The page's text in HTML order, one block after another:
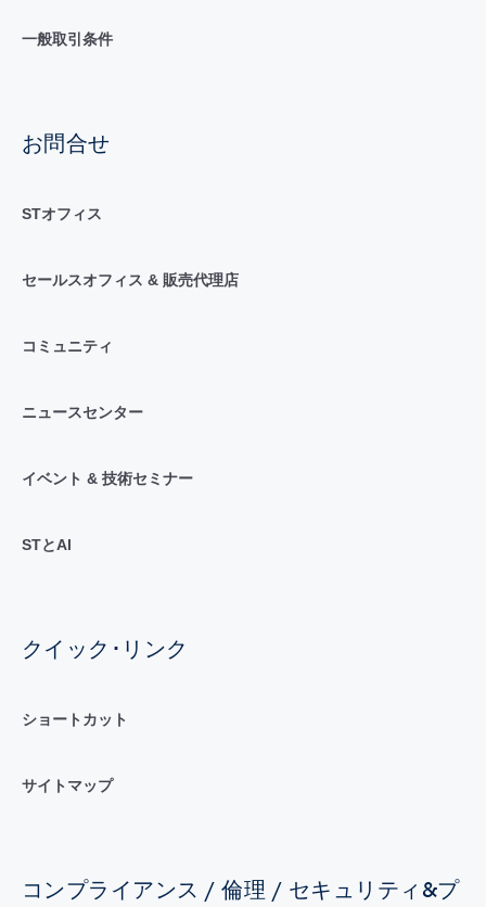
一般取引条件
お問合せ
STオフィス
セールスオフィス & 販売代理店
コミュニティ
ニュースセンター
イベント & 技術セミナー
STとAI
クイック･リンク
ショートカット
サイトマップ
コンプライアンス / 倫理 / セキュリティ&プ